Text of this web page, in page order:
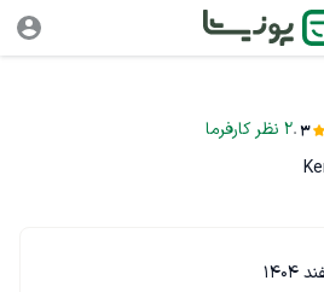
3
.
2 نظر کارفرما